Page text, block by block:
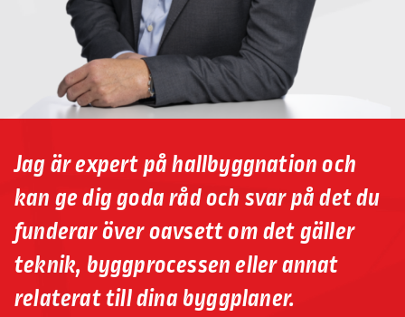
Jag är expert på hallbyggnation och
kan ge dig goda råd och svar på det du
funderar över oavsett om det gäller
teknik, byggprocessen eller annat
relaterat till dina byggplaner.